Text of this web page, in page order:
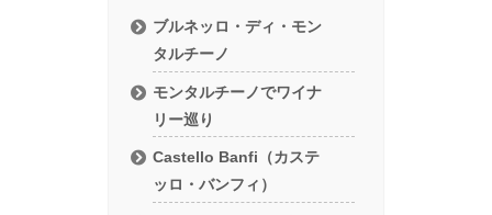
ブルネッロ・ディ・モン
タルチーノ
モンタルチーノでワイナ
リー巡り
Castello Banfi（カステ
ッロ・バンフィ）